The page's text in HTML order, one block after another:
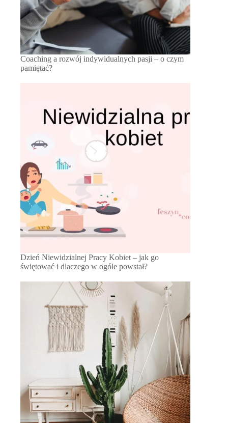
Coaching a rozwój indywidualnych pasji – o czym
pamiętać?
Dzień Niewidzialnej Pracy Kobiet – jak go
świętować i dlaczego w ogóle powstał?